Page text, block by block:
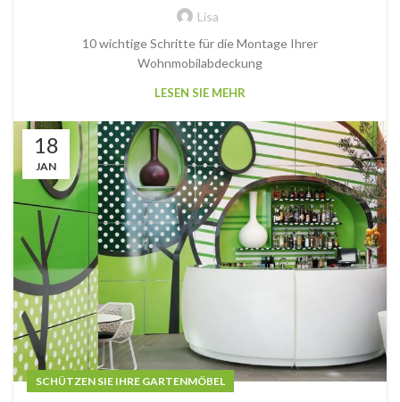
Lisa
10 wichtige Schritte für die Montage Ihrer
Wohnmobilabdeckung
LESEN SIE MEHR
18
JAN
SCHÜTZEN SIE IHRE GARTENMÖBEL